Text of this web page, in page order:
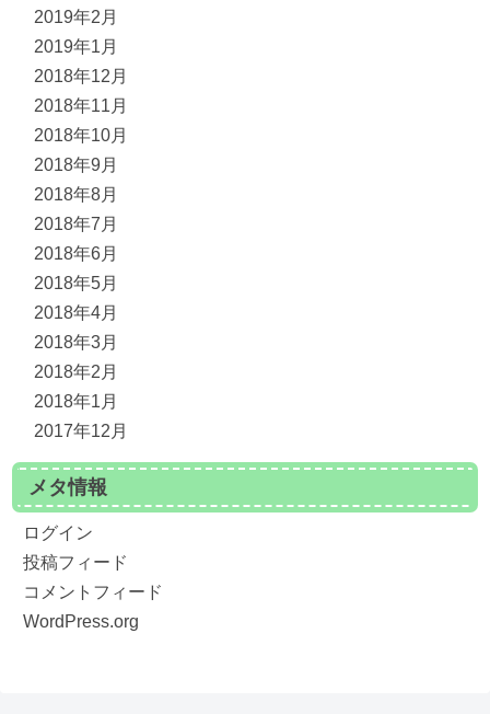
2019年2月
2019年1月
2018年12月
2018年11月
2018年10月
2018年9月
2018年8月
2018年7月
2018年6月
2018年5月
2018年4月
2018年3月
2018年2月
2018年1月
2017年12月
メタ情報
ログイン
投稿フィード
コメントフィード
WordPress.org